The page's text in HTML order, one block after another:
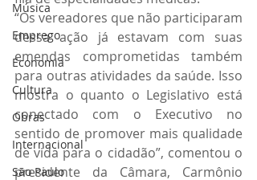
Música
Emprego
Economia
Cultura
Obras
Internacional
São Paulo
“Os vereadores que não participaram
dessa ação já estavam com suas
emendas comprometidas também
para outras atividades da saúde. Isso
mostra o quanto o Legislativo está
conectado com o Executivo no
sentido de promover mais qualidade
de vida para o cidadão”, comentou o
presidente da Câmara, Carmônio